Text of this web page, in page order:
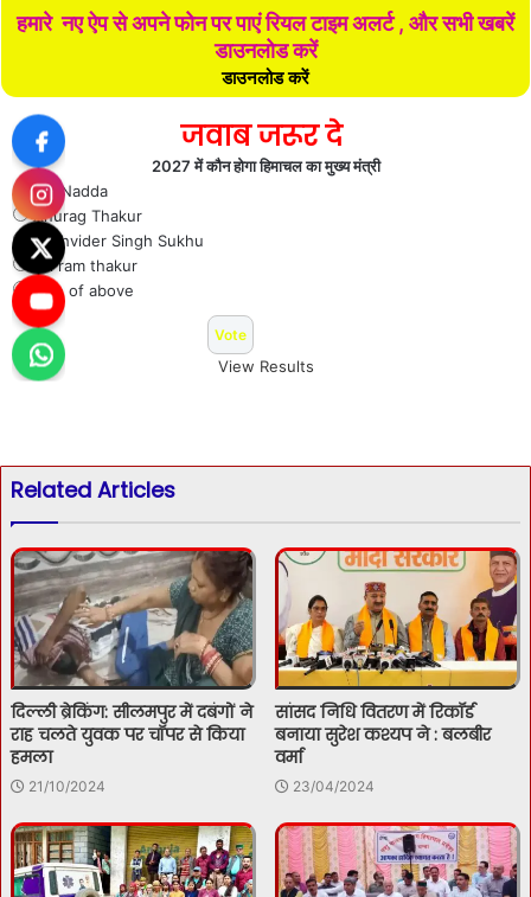
हमारे नए ऐप से अपने फोन पर पाएं रियल टाइम अलर्ट , और सभी खबरें
डाउनलोड करें
डाउनलोड करें
जवाब जरूर दे
2027 में कौन होगा हिमाचल का मुख्य मंत्री
J P Nadda
Anurag Thakur
Sukhvider Singh Sukhu
Jai ram thakur
Non of above
View Results
Related Articles
दिल्ली ब्रेकिंग: सीलमपुर में दबंगों ने
राह चलते युवक पर चॉपर से किया
हमला
21/10/2024
सांसद निधि वितरण में रिकॉर्ड
बनाया सुरेश कश्यप ने : बलबीर
वर्मा
23/04/2024